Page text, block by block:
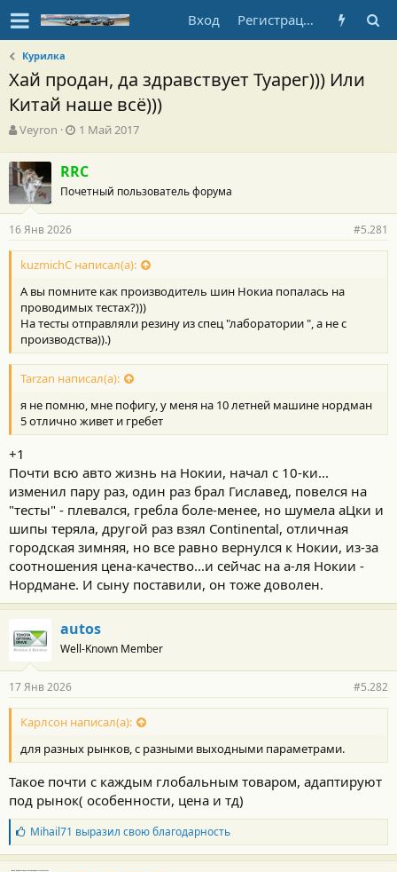
Вход Регистрация
Курилка
Хай продан, да здравствует Туарег))) Или
Китай наше всё)))
А
т
о
р
т
е
м
ы
Veyron
Д
а
н
а
л
а
1 Май 2017
RRC
Почетный пользователь форума
16 Янв 2026 #5.281
kuzmichC написал(а):
А вы помните как производитель шин Нокиа попалась на
проводимых тестах?)))
На тесты отправляли резину из спец "лаборатории ", а не с
производства)).)
Tarzan написал(а):
я не помню, мне пофигу, у меня на 10 летней машине нордман
5 отлично живет и гребет
+1
Почти всю авто жизнь на Нокии, начал с 10-ки...
изменил пару раз, один раз брал Гиславед, повелся на
"тесты" - плевался, гребла боле-менее, но шумела аЦки и
шипы теряла, другой раз взял Continental, отличная
городская зимняя, но все равно вернулся к Нокии, из-за
соотношения цена-качество...и сейчас на а-ля Нокии -
Нордмане. И сыну поставили, он тоже доволен.
autos
Well-Known Member
17 Янв 2026 #5.282
Карлсон написал(а):
для разных рынков, с разными выходными параметрами.
Такое почти с каждым глобальным товаром, адаптируют
под рынок( особенности, цена и тд)
Б
л
а
Mihail71 выразил свою благодарность